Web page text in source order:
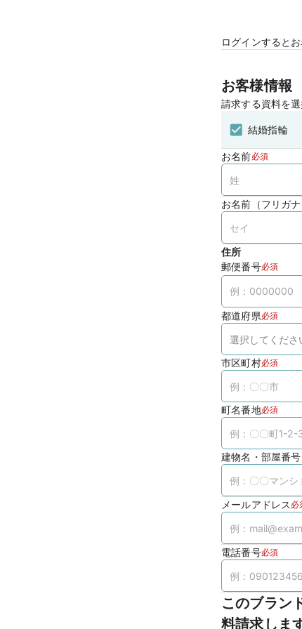
ログインすると
お客様情報
請求する資料を
結婚指輪
お名前必須
お名前（フリガナ
住所
郵便番号必須
都道府県必須
市区町村必須
町名番地必須
建物名・部屋番号
メールアドレス 必
電話番号必須
このブラン
料請求しま